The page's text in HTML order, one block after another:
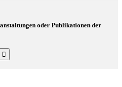
oder Publikationen der